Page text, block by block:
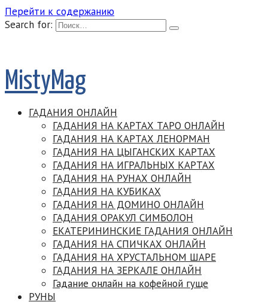
Перейти к содержанию
Search for:
MistyMag
ГАДАНИЯ ОНЛАЙН
ГАДАНИЯ НА КАРТАХ ТАРО ОНЛАЙН
ГАДАНИЯ НА КАРТАХ ЛЕНОРМАН
ГАДАНИЯ НА ЦЫГАНСКИХ КАРТАХ
ГАДАНИЯ НА ИГРАЛЬНЫХ КАРТАХ
ГАДАНИЯ НА РУНАХ ОНЛАЙН
ГАДАНИЯ НА КУБИКАХ
ГАДАНИЯ НА ДОМИНО ОНЛАЙН
ГАДАНИЯ ОРАКУЛ СИМБОЛОН
ЕКАТЕРИНИНСКИЕ ГАДАНИЯ ОНЛАЙН
ГАДАНИЯ НА СПИЧКАХ ОНЛАЙН
ГАДАНИЯ НА ХРУСТАЛЬНОМ ШАРЕ
ГАДАНИЯ НА ЗЕРКАЛЕ ОНЛАЙН
Гадание онлайн на кофейной гуще
РУНЫ